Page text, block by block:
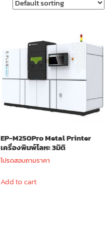
EP-M250Pro Metal Printer
เครื่องพิมพ์โลหะ 3มิติ
โปรดสอบถามราคา
Add to cart